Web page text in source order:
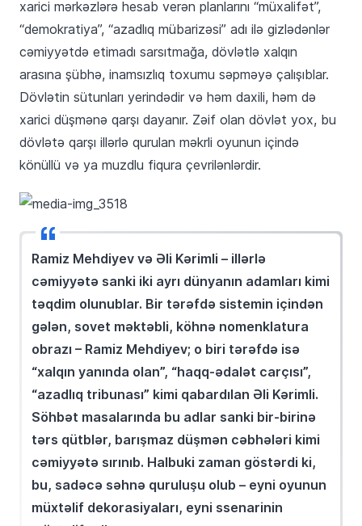
xarici mərkəzlərə hesab verən planlarını “müxalifət”,
“demokratiya”, “azadlıq mübarizəsi” adı ilə gizlədənlər
cəmiyyətdə etimadı sarsıtmağa, dövlətlə xalqın
arasına şübhə, inamsızlıq toxumu səpməyə çalışıblar.
Dövlətin sütunları yerindədir və həm daxili, həm də
xarici düşmənə qarşı dayanır. Zəif olan dövlət yox, bu
dövlətə qarşı illərlə qurulan məkrli oyunun içində
könüllü və ya muzdlu fiqura çevrilənlərdir.
Ramiz Mehdiyev və Əli Kərimli – illərlə
cəmiyyətə sanki iki ayrı dünyanın adamları kimi
təqdim olunublar. Bir tərəfdə sistemin içindən
gələn, sovet məktəbli, köhnə nomenklatura
obrazı – Ramiz Mehdiyev; o biri tərəfdə isə
“xalqın yanında olan”, “haqq-ədalət carçısı”,
“azadlıq tribunası” kimi qabardılan Əli Kərimli.
Söhbət masalarında bu adlar sanki bir-birinə
tərs qütblər, barışmaz düşmən cəbhələri kimi
cəmiyyətə sırınıb. Halbuki zaman göstərdi ki,
bu, sadəcə səhnə quruluşu olub – eyni oyunun
müxtəlif dekorasiyaları, eyni ssenarinin